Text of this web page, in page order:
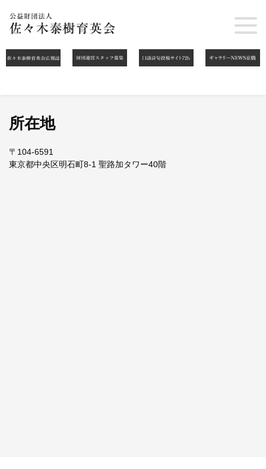
所在地
〒104-6591
東京都中央区明石町8-1 聖路加タワー40階